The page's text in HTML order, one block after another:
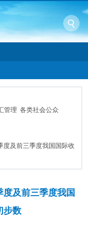
管理 各类社会公众
度及前三季度我国国际收
度及前三季度我国
步数